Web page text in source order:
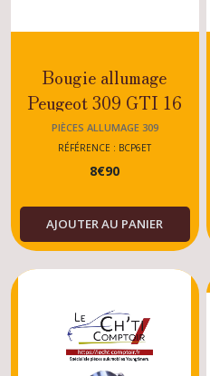
Bougie allumage
Peugeot 309 GTI 16
PIÈCES ALLUMAGE 309
RÉFÉRENCE : BCP6ET
8€90
AJOUTER AU PANIER